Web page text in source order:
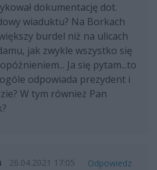
dokumentację dot.
wiaduktu? Na Borkach
burdel niż na ulicach
jak zwykle wszystko się
Ja się pytam...to
odpowiada prezydent i
W tym również Pan
26.04.2021 17:05
Odpowiedz